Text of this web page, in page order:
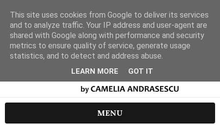
MENU
This site uses cookies from Google to deliver its services
and to analyze traffic. Your IP address and user-agent are
shared with Google along with performance and security
metrics to ensure quality of service, generate usage
statistics, and to detect and address abuse.
LEARN MORE GOT IT